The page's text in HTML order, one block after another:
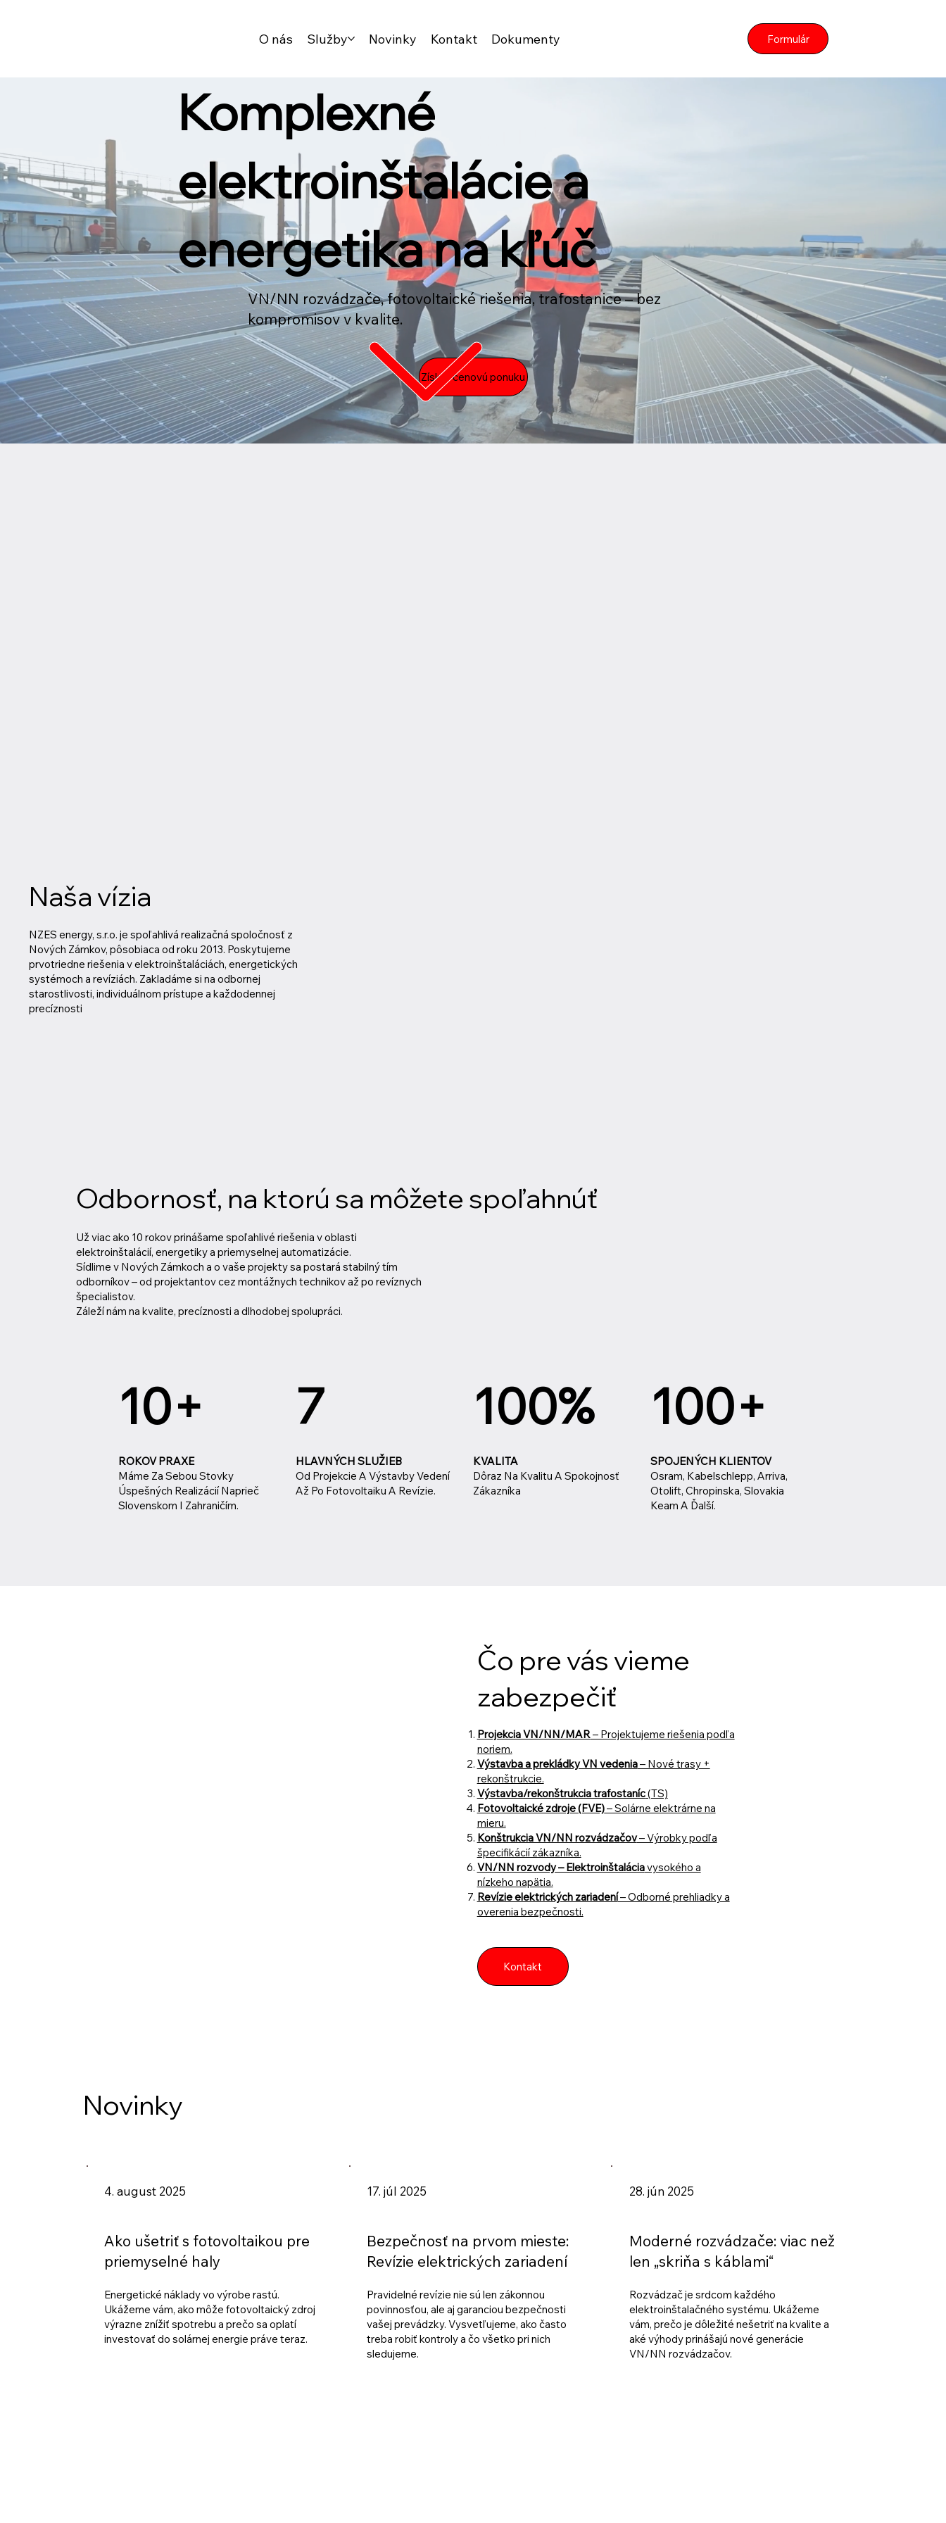
Formulár
O nás Služby Novinky Kontakt Dokumenty
Komplexné
elektroinštalácie a
energetika na kľúč
VN/NN rozvádzače, fotovoltaické riešenia, trafostanice – bez
kompromisov v kvalite.
Získať cenovú ponuku
Naša vízia
NZES energy, s.r.o. je spoľahlivá realizačná spoločnosť z
Nových Zámkov, pôsobiaca od roku 2013. Poskytujeme
prvotriedne riešenia v elektroinštaláciách, energetických
systémoch a revíziách. Zakladáme si na odbornej
starostlivosti, individuálnom prístupe a každodennej
precíznosti
Odbornosť, na ktorú sa môžete spoľahnúť
Už viac ako 10 rokov prinášame spoľahlivé riešenia v oblasti
elektroinštalácií, energetiky a priemyselnej automatizácie.
Sídlime v Nových Zámkoch a o vaše projekty sa postará stabilný tím
odborníkov – od projektantov cez montážnych technikov až po revíznych
špecialistov.
Záleží nám na kvalite, precíznosti a dlhodobej spolupráci.
10+
ROKOV PRAXE
Máme Za Sebou Stovky
Úspešných Realizácií Naprieč
Slovenskom I Zahraničím.
7
HLAVNÝCH SLUŽIEB
Od Projekcie A Výstavby Vedení
Až Po Fotovoltaiku A Revízie.
100%
KVALITA
Dôraz Na Kvalitu A Spokojnosť
Zákazníka
100+
SPOJENÝCH KLIENTOV
Osram, Kabelschlepp, Arriva,
Otolift, Chropinska, Slovakia
Keam A Ďalší.
Čo pre vás vieme
zabezpečiť
Projekcia VN/NN/MAR– Projektujeme riešenia podľa
noriem.
Výstavba a prekládky VN vedenia– Nové trasy +
rekonštrukcie.
Výstavba/rekonštrukcia trafostaníc(TS)
Fotovoltaické zdroje (FVE)– Solárne elektrárne na
mieru.
Konštrukcia VN/NN rozvádzačov– Výrobky podľa
špecifikácií zákazníka.
VN/NN rozvody – Elektroinštaláciavysokého a
nízkeho napätia.
Revízie elektrických zariadení– Odborné prehliadky a
overenia bezpečnosti.
Kontakt
Novinky
4. august 2025
Ako ušetriť s fotovoltaikou pre
priemyselné haly
Energetické náklady vo výrobe rastú.
Ukážeme vám, ako môže fotovoltaický zdroj
výrazne znížiť spotrebu a prečo sa oplatí
investovať do solárnej energie práve teraz.
17. júl 2025
Bezpečnosť na prvom mieste:
Revízie elektrických zariadení
Pravidelné revízie nie sú len zákonnou
povinnosťou, ale aj garanciou bezpečnosti
vašej prevádzky. Vysvetľujeme, ako často
treba robiť kontroly a čo všetko pri nich
sledujeme.
28. jún 2025
Moderné rozvádzače: viac než
len „skriňa s káblami“
Rozvádzač je srdcom každého
elektroinštalačného systému. Ukážeme
vám, prečo je dôležité nešetriť na kvalite a
aké výhody prinášajú nové generácie
VN/NN rozvádzačov.